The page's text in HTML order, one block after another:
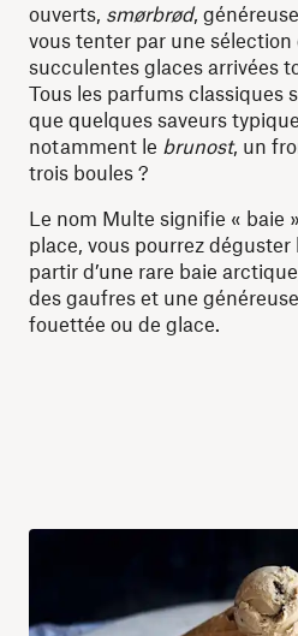
ouverts, smørbrød,
vous tenter par une sélection
succulentes glaces arrivées
Tous les parfums classiques
que quelques saveurs
notamment le brunost, un
trois boules ?
Le nom Multe signifie « baie
place, vous pourrez
partir d’une rare baie
des gaufres et une
fouettée ou de glace.